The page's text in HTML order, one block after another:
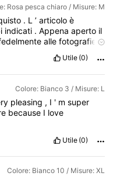
Rosa pesca chiaro / Misure: M
. L’articoloè
indicati .Appenaaperto il
allefotografie
buona,
.Lefiniture
mantenutolasua formae
ècomoda e lemisure
cuiconsigliodifare
qualit à-prezzo
bellie allo stesso
leaspettativesonostate
eversatile ,adatto
Utile (0)
Colore: Bianco 3 / Misure: L
pleasing , I ' msuper
because I love
Utile (0)
Colore: Bianco 10 / Misure: XL